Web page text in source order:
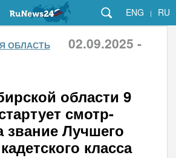
ENG | RU
ОБЛАСТЬ
02.09.2025 -
области 9
смотр-
звание Лучшего
класса